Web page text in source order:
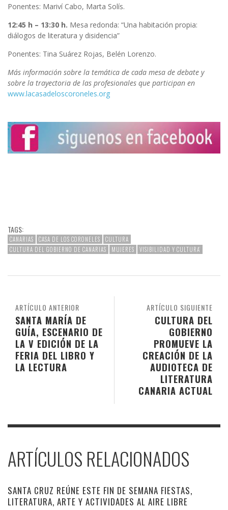
Ponentes: Mariví Cabo, Marta Solís.
12:45 h – 13:30 h. Mesa redonda: “Una habitación propia:
diálogos de literatura y disidencia”
Ponentes: Tina Suárez Rojas, Belén Lorenzo.
Más información sobre la temática de cada mesa de debate y
sobre la trayectoria de las profesionales que participan en
www.lacasadeloscoroneles.org
TAGS:
CANARIAS CASA DE LOS CORONELES
CULTURA
CULTURA DEL GOBIERNO DE CANARIAS
MUJERES VISIBILIDAD Y CULTURA’
ARTÍCULO SIGUIENTE
CULTURA DEL
GOBIERNO
PROMUEVE LA
CREACIÓN DE LA
AUDIOTECA DE
LITERATURA
CANARIA ACTUAL
ARTÍCULO ANTERIOR
SANTA MARÍA DE
GUÍA, ESCENARIO DE
LA V EDICIÓN DE LA
FERIA DEL LIBRO Y
LA LECTURA
ARTÍCULOS RELACIONADOS
SANTA CRUZ REÚNE ESTE FIN DE SEMANA FIESTAS,
LITERATURA, ARTE Y ACTIVIDADES AL AIRE LIBRE